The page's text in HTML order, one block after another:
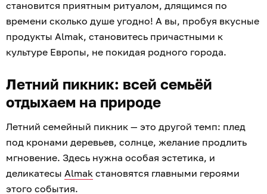
становится приятным ритуалом, длящимся по
времени сколько душе угодно! А вы, пробуя вкусные
продукты Almak, становитесь причастными к
культуре Европы, не покидая родного города.
Летний пикник: всей семьёй
отдыхаем на природе
Летний семейный пикник — это другой темп: плед
под кронами деревьев, солнце, желание продлить
мгновение. Здесь нужна особая эстетика, и
деликатесы Almak становятся главными героями
этого события.